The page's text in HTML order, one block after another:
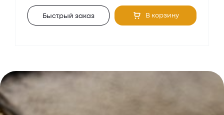
Быстрый заказ В корзину